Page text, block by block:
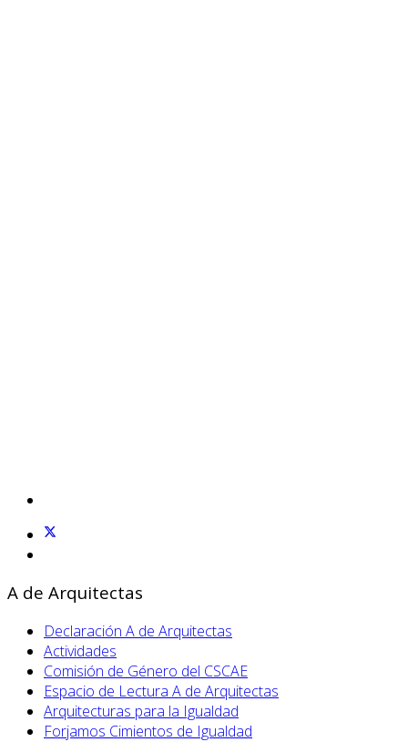
A de Arquitectas
Declaración A de Arquitectas
Actividades
Comisión de Género del CSCAE
Espacio de Lectura A de Arquitectas
Arquitecturas para la Igualdad
Forjamos Cimientos de Igualdad